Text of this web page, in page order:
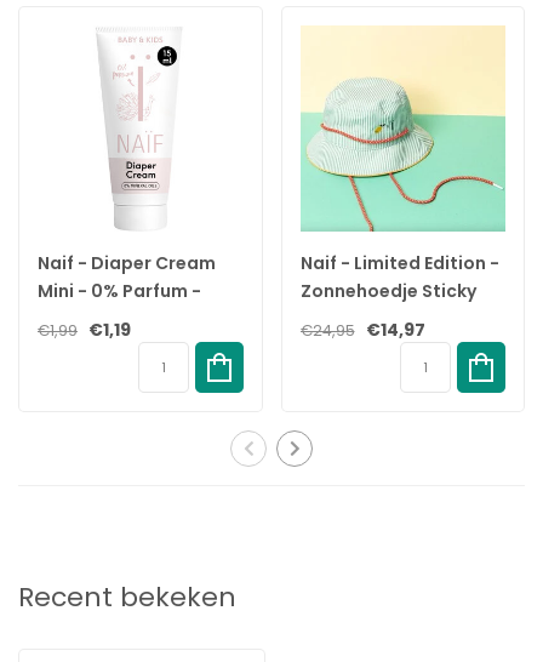
Gebruiksinformatie:
Breng twee tot drie keer per dag met lichte ronde bewegingen
aan op de buik, de billen, de dijen en de borsten. Vermijd
oogcontact
Een zware buik. Een zere rug. Je lichaam kan zeker wat extra
liefde gebruiken. Vraag je partner of een vriend om een
rugmassage? Ga rechtop zitten of ga op je zij liggen en vraag je
partner om met beide handen over je rug op en neer te
bewegen. Masseer je buik niet! Wrijf het in plaats daarvan
zachtjes in met de lichaamsolie.
Helianthus Annuus (Sunflower) Seed Oil,Oryza Sativa (Rice) Bran
Oil, Vitis Vinifera (Grape) SeedOil, Parfum/Fragrance,
Specificaties:
Naif - Diaper Cream
Mini - 0% Parfum -
€1,99 €1,19
Naif - Limited Edition -
Zonnehoedje Sticky
Lemon x Naïf
€24,95 €14,97
Recent bekeken